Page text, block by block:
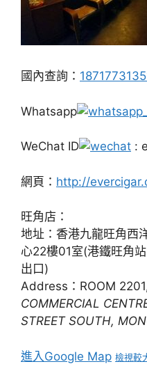
國內查詢：
Whatsapp
WeChat ID :
網頁： http://
旺角店：
地址：香港九龍旺角西
心22樓01室(港鐵旺角
出口)
Address：ROOM
COMMERCIAL
STREET SOUTH,
進入Google Map 檢視較